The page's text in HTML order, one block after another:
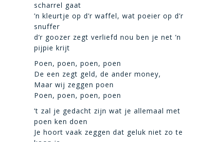
scharrel gaat
’n kleurtje op d’r waffel, wat poeier op d’r
snuffer
d’r goozer zegt verliefd nou ben je net ’n
pijpie krijt
Poen, poen, poen, poen
De een zegt geld, de ander money,
Maar wij zeggen poen
Poen, poen, poen, poen
’t zal je gedacht zijn wat je allemaal met
poen ken doen
Je hoort vaak zeggen dat geluk niet zo te